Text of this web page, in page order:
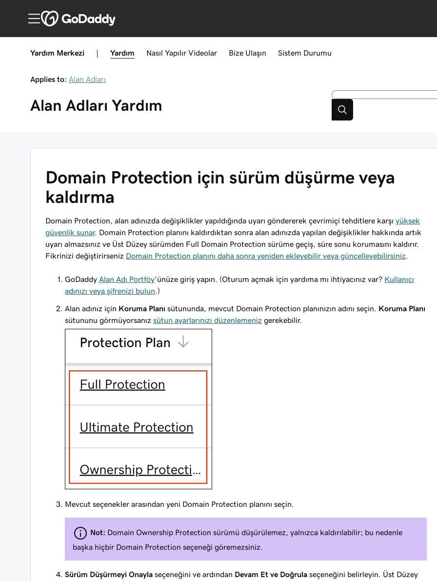
Yardım Merkezi Yardım Nasıl Yapılır Videolar Bize Ulaşın Sistem Durumu
Applies to: Alan Adları
Alan Adları Yardım
Domain Protection için sürüm düşürme veya
kaldırma
Domain Protection, alan adınızda değişiklikler yapıldığında uyarı göndererek çevrimiçi tehditlere karşı yüksek
güvenlik sunar. Domain Protection planını kaldırdıktan sonra alan adınızda yapılan değişiklikler hakkında artık
uyarı almazsınız ve Üst Düzey sürümden Full Domain Protection sürüme geçiş, süre sonu korumasını kaldırır.
Fikrinizi değiştirirseniz Domain Protection planını daha sonra yeniden ekleyebilir veya güncelleyebilirsiniz
GoDaddy Alan Adı Portföy'ünüze giriş yapın. (Oturum açmak için yardıma mı ihtiyacınız var? Kullanıcı
adınızı veya şifrenizi bulun .)
Alan adınız için Koruma Planı sütununda, mevcut Domain Protection planınızın adını seçin. Koruma Planı
sütununu görmüyorsanız sütun ayarlarınızı düzenlemeniz gerekebilir.
Mevcut seçenekler arasından yeni Domain Protection planını seçin.
Not: Domain Ownership Protection sürümü düşürülemez, yalnızca kaldırılabilir; bu nedenle
başka hiçbir Domain Protection seçeneği göremezsiniz.
Sürüm Düşürmeyi Onayla seçeneğini ve ardından Devam Et ve Doğrula seçeneğini belirleyin. Üst Düzey